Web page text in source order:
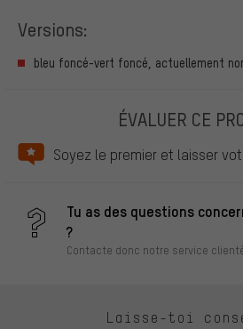
Versions:
bleu foncé-vert foncé, actuellement
ÉVALUER CE
Soyez le premier et laisser
Tu as des questions
?
Contacte donc notre service
Laisse-toi